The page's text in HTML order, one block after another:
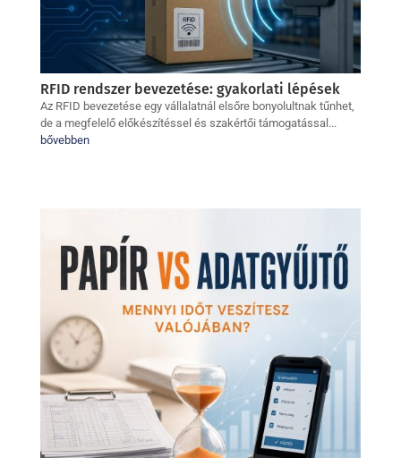
RFID rendszer bevezetése: gyakorlati lépések
Az RFID bevezetése egy vállalatnál elsőre bonyolultnak tűnhet,
de a megfelelő előkészítéssel és szakértői támogatással...
bővebben